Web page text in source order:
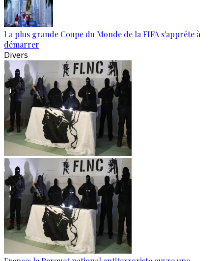
La plus grande Coupe du Monde de la FIFA s'apprête à
démarrer
Divers